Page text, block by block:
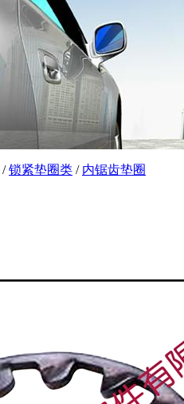
/锁紧垫圈类 / 内锯齿垫圈